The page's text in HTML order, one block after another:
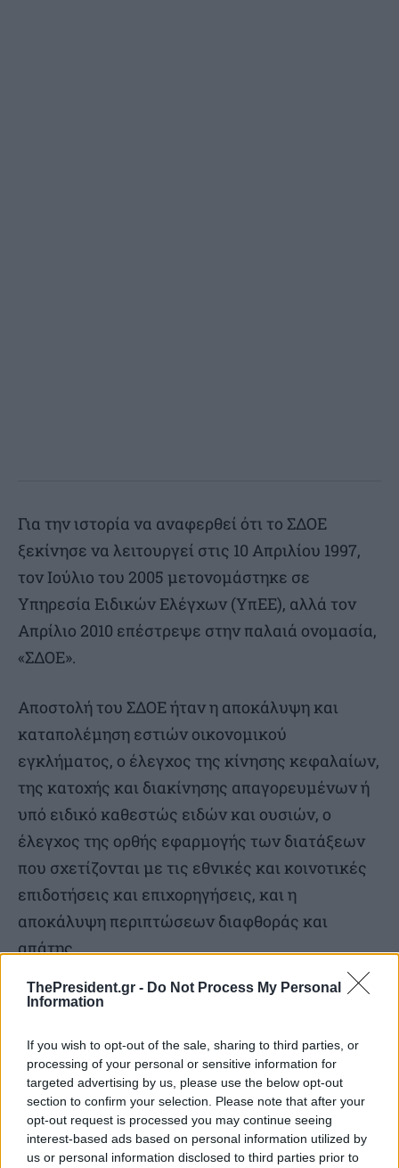
ThePresident.gr - Do Not Process My Personal
Information
If you wish to opt-out of the sale, sharing to third parties, or
processing of your personal or sensitive information for
targeted advertising by us, please use the below opt-out
section to confirm your selection. Please note that after your
opt-out request is processed you may continue seeing
interest-based ads based on personal information utilized by
us or personal information disclosed to third parties prior to
Για την ιστορία να αναφερθεί ότι το ΣΔΟΕ
ξεκίνησε να λειτουργεί στις 10 Απριλίου 1997,
τον Ιούλιο του 2005 μετονομάστηκε σε
Υπηρεσία Ειδικών Ελέγχων (ΥπΕΕ), αλλά τον
Απρίλιο 2010 επέστρεψε στην παλαιά ονομασία,
«ΣΔΟΕ».
Αποστολή του ΣΔΟΕ ήταν η αποκάλυψη και
καταπολέμηση εστιών οικονομικού
εγκλήματος, ο έλεγχος της κίνησης κεφαλαίων,
της κατοχής και διακίνησης απαγορευμένων ή
υπό ειδικό καθεστώς ειδών και ουσιών, ο
έλεγχος της ορθής εφαρμογής των διατάξεων
που σχετίζονται με τις εθνικές και κοινοτικές
επιδοτήσεις και επιχορηγήσεις, και η
αποκάλυψη περιπτώσεων διαφθοράς και
απάτης.
SOURCE
Με πληροφορίες ΕΡΤ